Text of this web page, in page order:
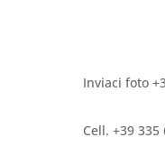
Inviaci foto
Cell. +39 335